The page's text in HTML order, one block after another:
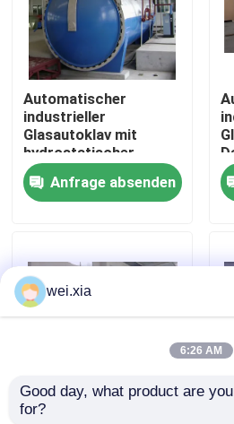
Videos
Über uns
Werksbesichtigung
Qualitätskontrolle
Neuigkeiten
AAC-Autoklav
Automatischer
industrieller
Glasautoklav mit
hydrostatischer
Druck-Öffnungs-Tür
Anfrage absenden
Druck-Verteidigungs-
wei.xia
6:26 AM
Good day, what product are
for?